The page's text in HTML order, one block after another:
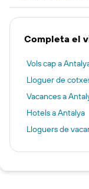
Completa el
Vols cap a
Lloguer de
Vacances a
Hotels a Antalya
Lloguers de